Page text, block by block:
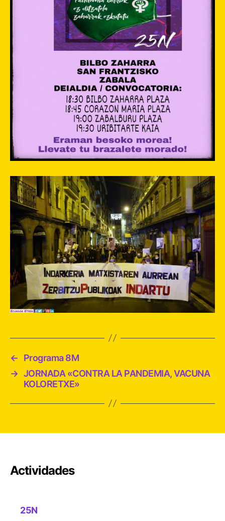
←
Programa 8M
→ JORNADA «CONTRA LA PANDEMIA, VACUNA
KOLORETXE»
Actividades
25N